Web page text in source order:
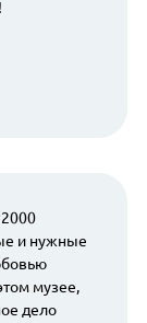
и нужные
музее,
дело